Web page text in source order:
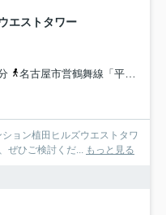
エストタワー
名古屋市営鶴舞線「平針」駅 徒歩24分
ョン植田ヒルズウエストタワ
ぜひご検討くだ... もっと見る